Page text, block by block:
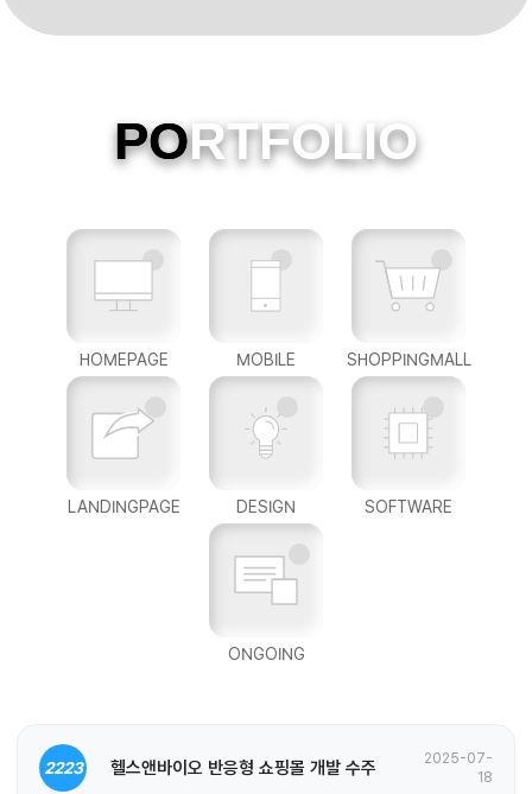
PORTFOLIO
HOMEPAGE MOBILE SHOPPINGMALL
LANDINGPAGE DESIGN SOFTWARE
ONGOING
2223 헬스앤바이오 반응형 쇼핑몰 개발 수주
2025-07-
18